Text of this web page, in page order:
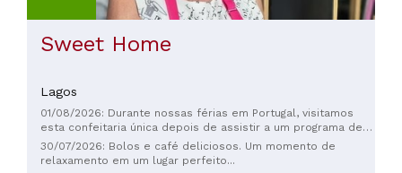
Sweet Home
Lagos
01/08/2026: Durante nossas férias em Portugal, visitamos
esta confeitaria única depois de assistir a um programa de
TV em que Monika falava sobre sua vida e seus sonhos em
Lagos. Foi uma das melhores decisões que tomamos
durante nossa estadia. Fomos recebidos calorosamente
30/07/2026: Bolos e café deliciosos. Um momento de
relaxamento em um lugar perfeito...